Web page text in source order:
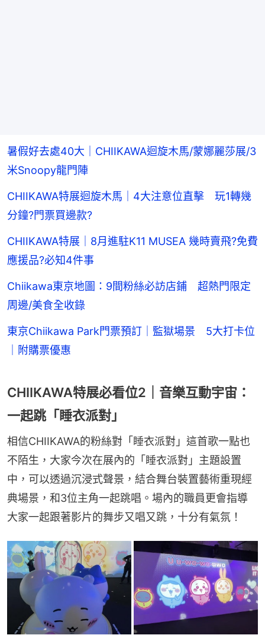
暑假好去處40大｜CHIIKAWA迴旋木馬/蒙娜麗莎展/3
米Snoopy龍門陣
CHIIKAWA特展迴旋木馬｜4大注意位直擊 玩1轉幾
分鐘?門票買邊款?
CHIIKAWA特展｜8月進駐K11 MUSEA 幾時賣飛?免費
應援品?必知4件事
Chiikawa東京地圖：9間粉絲必訪店鋪 超熱門限定
周邊/美食全收錄
東京Chiikawa Park門票預訂｜監獄場景 5大打卡位
｜附購票優惠
CHIIKAWA特展必看位2｜音樂互動宇宙：
一起跳「睡衣派對」
相信CHIIKAWA的粉絲對「睡衣派對」這首歌一點也
不陌生，大家今次在展內的「睡⾐派對」主題設置
中，可以透過沉浸式聲景，結合舞台裝置藝術重現經
典場景，和3位主角一起跳唱。場內的職員更會指導
大家一起跟著影片的舞步又唱又跳，十分有氣氛！